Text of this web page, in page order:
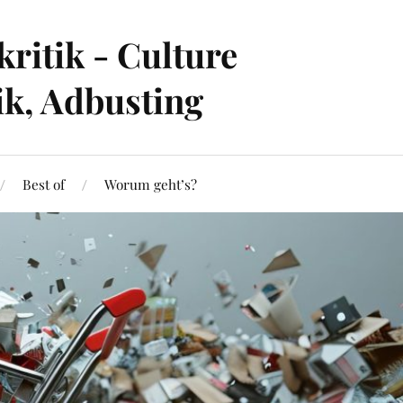
- Culture
Adbusting
Best of Worum geht’s?